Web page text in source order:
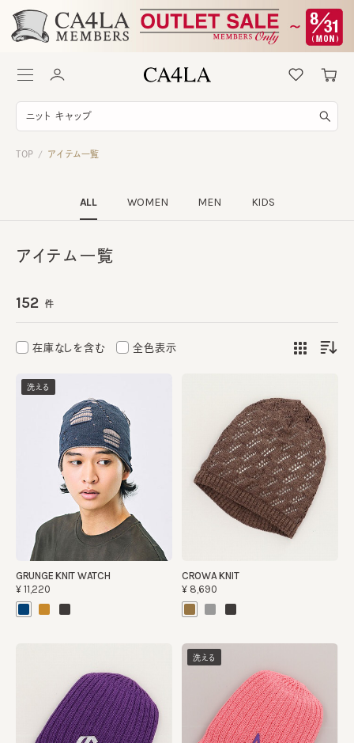
TOP / アイテム一覧
ALL WOMEN MEN KIDS
アイテム一覧
152 件
在庫なしを含む 全色表示
洗える
GRUNGE KNIT WATCH
¥11,220
CROWA KNIT
¥8,690
洗える